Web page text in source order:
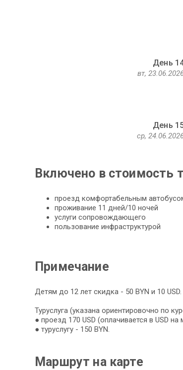
День
вт,
День
ср,
Включено в стоимость
проезд комфортабельным
проживание 11 дней/10 ночей
услуги сопровождающего
пользование инфраструктурой
Примечание
Детям до 12 лет скидка - 50 BYN и 10 USD.
Туруслуга (указана ориентировочно по
● проезд 170 USD (оплачивается в USD на
● туруслугу - 150 BYN.
Маршрут на карте